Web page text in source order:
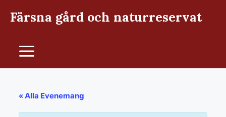
Färsna gård och naturreservat
Meny
« Alla Evenemang